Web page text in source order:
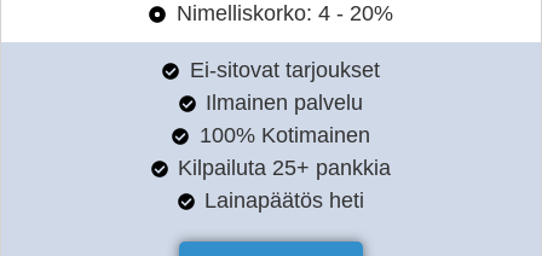
Nimelliskorko: 4 - 20%
Ei-sitovat tarjoukset
Ilmainen palvelu
100% Kotimainen
Kilpailuta 25+ pankkia
Lainapäätös heti